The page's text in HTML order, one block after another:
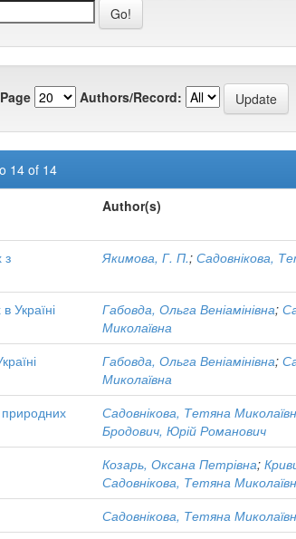
Authors/Record:
14 of 14
Author(s)
з
Якимова, Г. П.; Садовнікова,
Україні Габовда, Ольга Веніамінівна;
Миколаївна
Габовда, Ольга Веніамінівна;
Миколаївна
Садовнікова, Тетяна
Бродович, Юрій Романович
Козарь, Оксана Петрівна;
Садовнікова, Тетяна
Садовнікова, Тетяна